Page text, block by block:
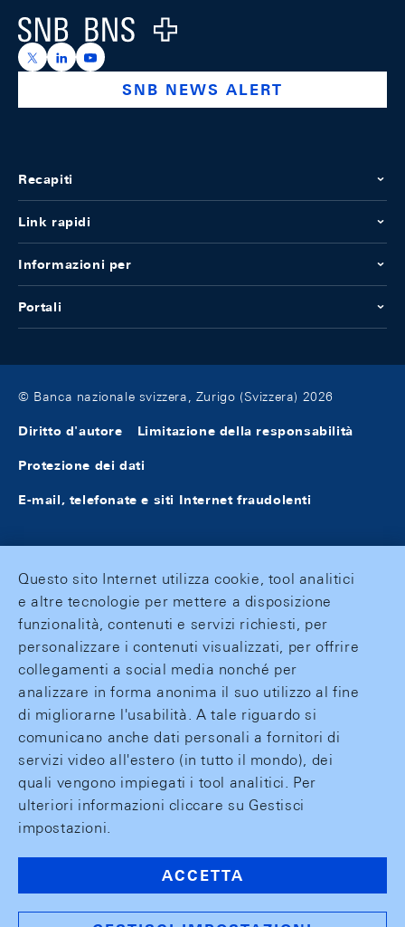
Logo
https://x.com/snb_bns
https://ch.linkedin.com/company/swiss-national-
https://www.youtube.com/@swissnationalbank
SNB NEWS ALERT
Recapiti
Link rapidi
Informazioni per
Portali
© Banca nazionale svizzera, Zurigo (Svizzera) 2026
Diritto d'autore Limitazione della responsabilità
Protezione dei dati
E-mail, telefonate e siti Internet fraudolenti
Questo sito Internet utilizza cookie, tool analitici
e altre tecnologie per mettere a disposizione
funzionalità, contenuti e servizi richiesti, per
personalizzare i contenuti visualizzati, per offrire
collegamenti a social media nonché per
analizzare in forma anonima il suo utilizzo al fine
di migliorarne l'usabilità. A tale riguardo si
comunicano anche dati personali a fornitori di
servizi video all'estero (in tutto il mondo), dei
quali vengono impiegati i tool analitici. Per
ulteriori informazioni cliccare su Gestisci
impostazioni.
ACCETTA